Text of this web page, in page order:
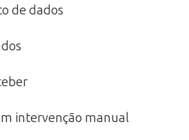
de dados
intervenção manual